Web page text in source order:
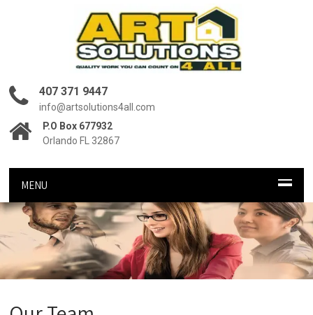
407 371 9447
info@artsolutions4all.com
P.O Box 677932
Orlando FL 32867
MENU